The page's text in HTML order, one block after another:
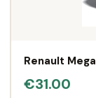
Renault
€31.00